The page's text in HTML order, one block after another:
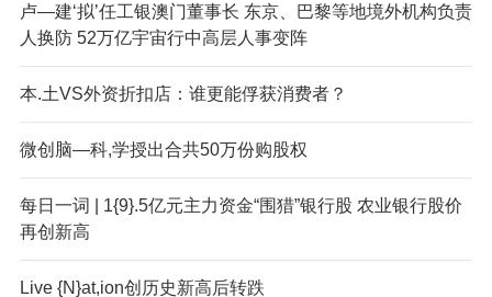
卢—建‘拟’任工银澳门董事长 东京、巴黎等地境外机构负责
人换防 52万亿宇宙行中高层人事变阵
本.土VS外资折扣店：谁更能俘获消费者？
微创脑—科,学授出合共50万份购股权
每日一词 | 1{9}.5亿元主力资金“围猎”银行股 农业银行股价
再创新高
Live {N}at,ion创历史新高后转跌